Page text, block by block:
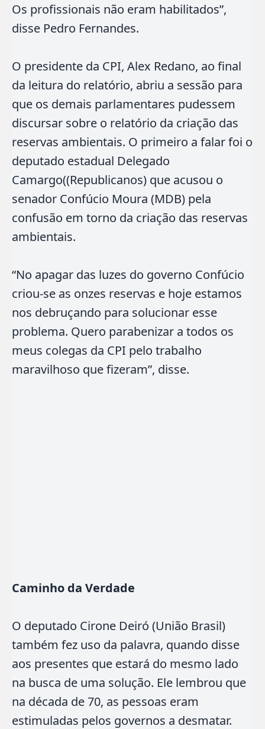
Os profissionais não eram habilitados”,
disse Pedro Fernandes.
O presidente da CPI, Alex Redano, ao final
da leitura do relatório, abriu a sessão para
que os demais parlamentares pudessem
discursar sobre o relatório da criação das
reservas ambientais. O primeiro a falar foi o
deputado estadual Delegado
Camargo((Republicanos) que acusou o
senador Confúcio Moura (MDB) pela
confusão em torno da criação das reservas
ambientais.
“No apagar das luzes do governo Confúcio
criou-se as onzes reservas e hoje estamos
nos debruçando para solucionar esse
problema. Quero parabenizar a todos os
meus colegas da CPI pelo trabalho
maravilhoso que fizeram”, disse.
Caminho da Verdade
O deputado Cirone Deiró (União Brasil)
também fez uso da palavra, quando disse
aos presentes que estará do mesmo lado
na busca de uma solução. Ele lembrou que
na década de 70, as pessoas eram
estimuladas pelos governos a desmatar.